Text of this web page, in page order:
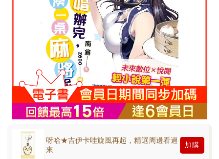
呀哈★吉伊卡哇旋風再起，精選周邊看過
來
加購